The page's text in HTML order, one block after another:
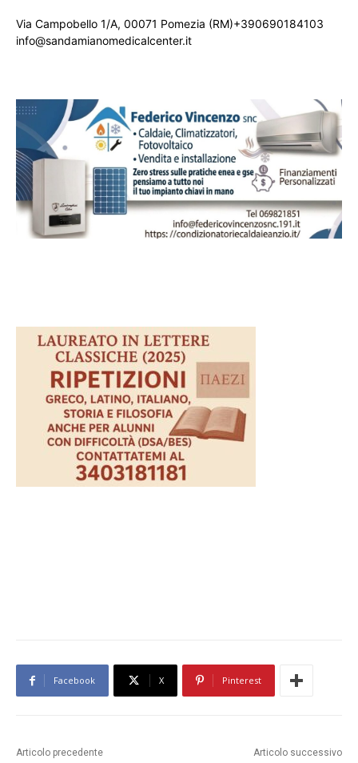
Via Campobello 1/A, 00071 Pomezia (RM)+390690184103
info@sandamianomedicalcenter.it
Facebook X Pinterest
Articolo precedente Articolo successivo